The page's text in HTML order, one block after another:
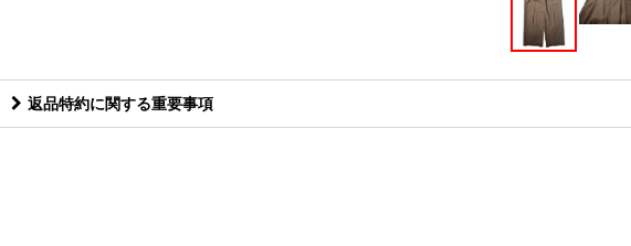
返品特約に関する重要事項